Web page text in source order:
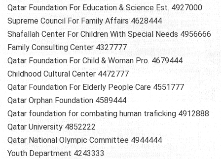
Qatar Foundation For Education & Science Est. 4927000
Supreme Council For Family Affairs 4628444
Shafallah Center For Children With Special Needs 4956666
Family Consulting Center 4327777
Qatar Foundation For Child & Woman Pro. 4679444
Childhood Cultural Center 4472777
Qatar Foundation For Elderly People Care 4551777
Qatar Orphan Foundation 4589444
Qatar foundation for combating human traficking 4912888
Qatar University 4852222
Qatar National Olympic Committee 4944444
Youth Department 4243333